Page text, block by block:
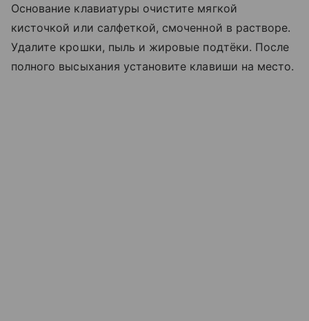
Основание клавиатуры очистите мягкой
кисточкой или салфеткой, смоченной в растворе.
Удалите крошки, пыль и жировые подтёки. После
полного высыхания установите клавиши на место.